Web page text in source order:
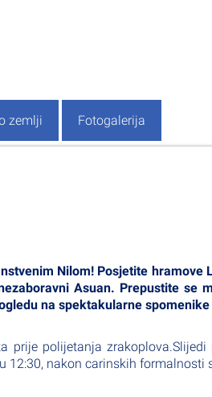
zemlji Fotogalerija
Nilom! Posjetite hramove
Asuan. Prepustite se
na spektakularne
prije polijetanja
12:30, nakon carinskih formalnosti